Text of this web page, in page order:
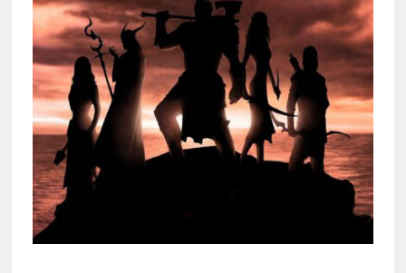
Культовые
игры